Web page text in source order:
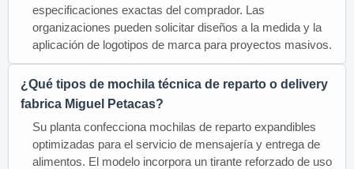
especificaciones exactas del comprador. Las
organizaciones pueden solicitar diseños a la medida y la
aplicación de logotipos de marca para proyectos masivos.
¿Qué tipos de mochila técnica de reparto o delivery
fabrica Miguel Petacas?
Su planta confecciona mochilas de reparto expandibles
optimizadas para el servicio de mensajería y entrega de
alimentos. El modelo incorpora un tirante reforzado de uso